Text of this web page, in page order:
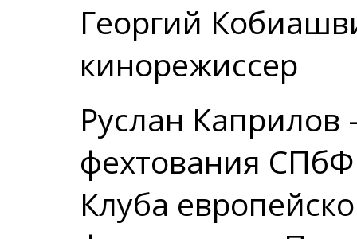
Георгий
кинорежиссер
Руслан Каприлов
фехтования
Клуба